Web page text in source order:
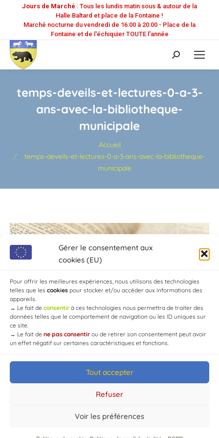
Gérer le consentement aux
cookies (EU)
Pour offrir les meilleures expériences, nous utilisons des technologies
telles que les cookies pour stocker et/ou accéder aux informations des
appareils.
→ Le fait de consentir à ces technologies nous permettra de traiter des
données telles que le comportement de navigation ou les ID uniques sur
ce site.
→ Le fait de ne pas consentir ou de retirer son consentement peut avoir
un effet négatif sur certaines caractéristiques et fonctions.
Tout accepter
Refuser
Voir les préférences
Jours de Marché : Tous les lundis matin sous & autour de la
Halle Baltard et place de la Fontaine !
Marché nocturne du vendredi de 16:00 à 20:00 - Place de la
Fontaine et de l'échiquier TOUTE l'année
Recherche
:
temps-deveils-et-lectures-0-a-3-
ans-avec-la-bibliotheque-
municipale
Accueil
temps-deveils-et-lectures-0-a-3-ans-avec-la-bibliotheque-
municipale
© Mairie de Chaource [2004-2024] | Tous droits réservés.
Developed byWEB3-DESIGN